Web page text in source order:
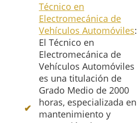
Técnico en
Electromecánica de
Vehículos Automóviles:
El Técnico en
Electromecánica de
Vehículos Automóviles
es una titulación de
Grado Medio de 2000
horas, especializada en
mantenimiento y